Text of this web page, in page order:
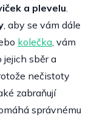
a plevelu.
, aby se vám dále
kolečka, vám
jejich sběr a
nečistoty
zabraňují
správnému